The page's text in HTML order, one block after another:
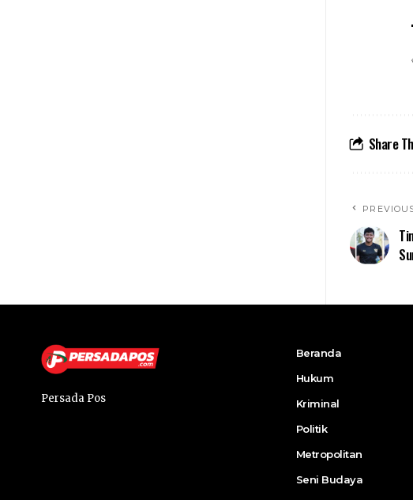
Share
Persada Pos
Beranda
Hukum
Kriminal
Politik
Metropolitan
Seni Budaya